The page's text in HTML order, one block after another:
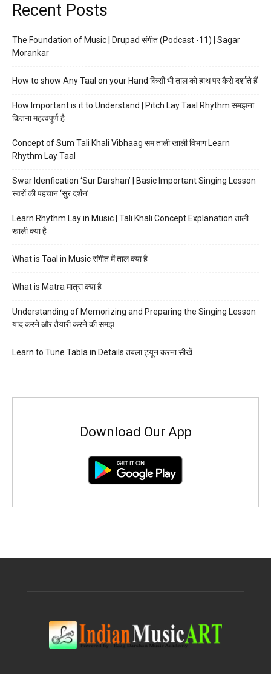
Recent Posts
The Foundation of Music | Drupad संगीत (Podcast -11) | Sagar
Morankar
How to show Any Taal on your Hand किसी भी ताल को हाथ पर कैसे दर्शाते हैं
How Important is it to Understand | Pitch Lay Taal Rhythm समझना
कितना महत्वपूर्ण है
Concept of Sum Tali Khali Vibhaag सम ताली खाली विभाग Learn
Rhythm Lay Taal
Swar Idenfication ‘Sur Darshan’ | Basic Important Singing Lesson
स्वरों की पहचान ‘सुर दर्शन’
Learn Rhythm Lay in Music | Tali Khali Concept Explanation ताली
खाली क्या है
What is Taal in Music संगीत में ताल क्या है
What is Matra मात्रा क्या है
Understanding of Memorizing and Preparing the Singing Lesson
याद करने और तैयारी करने की समझ
Learn to Tune Tabla in Details तबला ट्यून करना सीखें
Download Our App